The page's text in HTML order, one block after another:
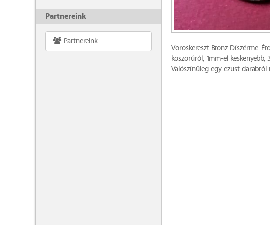
Partnereink
Partnereink
Vöröskereszt Bronz Díszérme.
koszorúról, 1mm-el
Valószínűleg egy ezüst